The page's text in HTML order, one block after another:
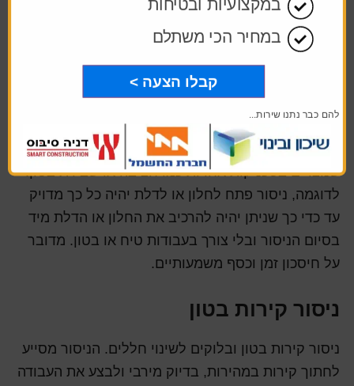
ניסור יהלום מדוייק
ניסור בטון במסור יהלום מבטיח דיוק מירבי ולעתים
קרובות גם חוסך עבודות טיח ובטון לתיקון נזקי משנה
שנוצרים בטכניקות אחרות כמו חציבה או שבירת בטון.
לדוגמה, ניסור פתח לחלון או לדלת יהיה כל כך מדויק
עד כדי כך שניתן יהיה להרכיב את החלון או הדלת מיד
בסיום הניסור ובלי צורך בעבודות טיח או בטון. מדובר
על חיסכון זמן וכסף משמעותיים.
ניסור קירות בטון
ניסור קירות בטון ובלוקים לשינוי חללים. הניסור מסייע
לחתוך קירות במהירות, בדיוק מירבי ולבצע את העבודה
במקצועיות ובטיחות
במחיר הכי משתלם
קבלו הצעה >
להם כבר נתנו שירות...